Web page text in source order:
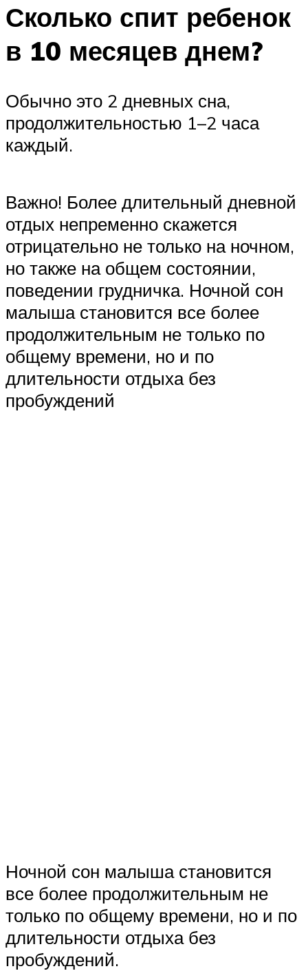
Сколько спит ребенок
в 10 месяцев днем?
Обычно это 2 дневных сна,
продолжительностью 1–2 часа
каждый.
Важно! Более длительный дневной
отдых непременно скажется
отрицательно не только на ночном,
но также на общем состоянии,
поведении грудничка. Ночной сон
малыша становится все более
продолжительным не только по
общему времени, но и по
длительности отдыха без
пробуждений
Ночной сон малыша становится
все более продолжительным не
только по общему времени, но и по
длительности отдыха без
пробуждений.